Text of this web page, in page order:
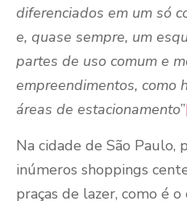
diferenciados em um só
e, quase sempre, um
partes de uso comum e
empreendimentos, como
áreas de estacionamento”
Na cidade de São Paulo,
inúmeros shoppings
praças de lazer, como é